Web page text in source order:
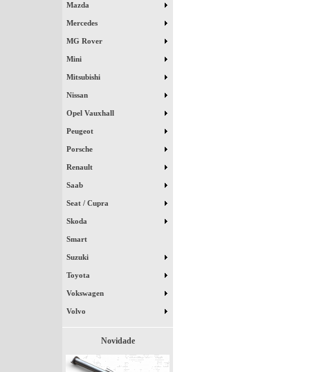
Mazda
Mercedes
MG Rover
Mini
Mitsubishi
Nissan
Opel Vauxhall
Peugeot
Porsche
Renault
Saab
Seat / Cupra
Skoda
Smart
Suzuki
Toyota
Vokswagen
Volvo
Novidade